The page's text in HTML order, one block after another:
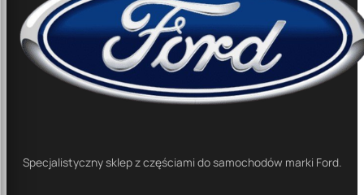
Specjalistyczny sklep z częściami do samochodów marki Ford.